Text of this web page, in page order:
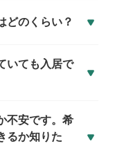
どのくらい？
いても入居で
不安です。希
るか知りた